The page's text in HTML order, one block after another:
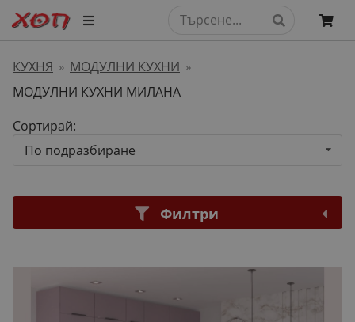
КУХНЯ » МОДУЛНИ КУХНИ »
МОДУЛНИ КУХНИ МИЛАНА
Сортирай:
По подразбиране
Филтри